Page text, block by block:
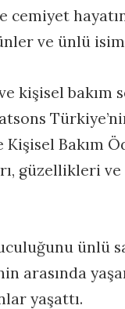
cemiyet
ve ünlü
kişisel
Bakım
güzellikleri
ünlü
arasında
yaşattı.